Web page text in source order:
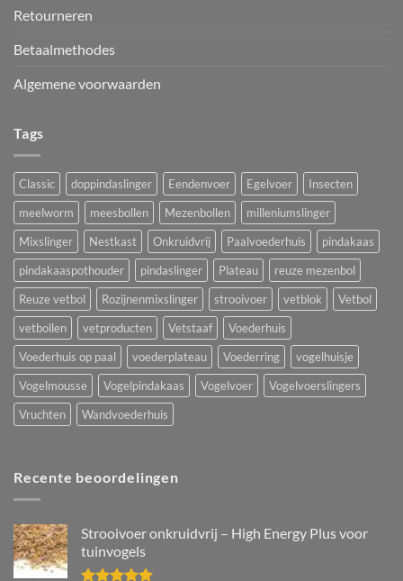
Retourneren
Betaalmethodes
Algemene voorwaarden
Tags
Classic doppindaslinger Eendenvoer Egelvoer
Insecten
meelworm
meesbollen Mezenbollen
milleniumslinger
Mixslinger
Nestkast Onkruidvrij Paalvoederhuis
pindakaas
pindakaaspothouder
pindaslinger Plateau
reuze mezenbol
Reuze vetbol
Rozijnenmixslinger strooivoer vetblok
Vetbol
vetbollen
vetproducten Vetstaaf
Voederhuis
Voederhuis op paal
voederplateau Voederring
vogelhuisje
Vogelmousse
Vogelpindakaas Vogelvoer
Vogelvoerslingers
Vruchten
Wandvoederhuis
Recente beoordelingen
Strooivoer onkruidvrij – High Energy Plus voor
tuinvogels